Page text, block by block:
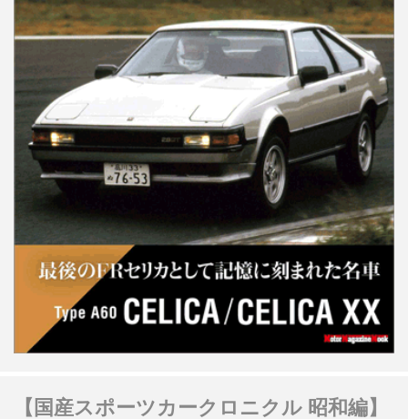
【国産スポーツカークロニクル 昭和編】